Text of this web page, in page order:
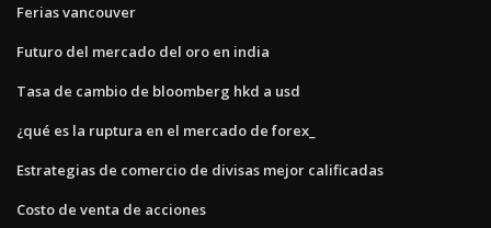
Ferias vancouver
Futuro del mercado del oro en india
Tasa de cambio de bloomberg hkd a usd
¿qué es la ruptura en el mercado de forex_
Estrategias de comercio de divisas mejor calificadas
Costo de venta de acciones